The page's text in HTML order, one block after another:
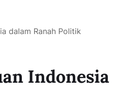
dalam Ranah Politik
Indonesia